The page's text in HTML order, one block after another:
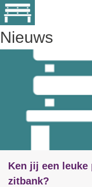
Nieuws
Ken jij een leuke
zitbank?